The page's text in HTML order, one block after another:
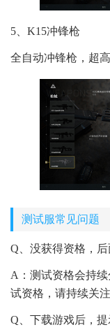
5、K15冲锋枪
全自动冲锋枪，超
测试服常见问题
Q、没获得资格，后
A：测试资格会持
试资格，请持续关
Q、下载游戏后，